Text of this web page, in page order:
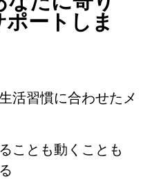
ートしま
活習慣に合わせたメ
ことも動くことも